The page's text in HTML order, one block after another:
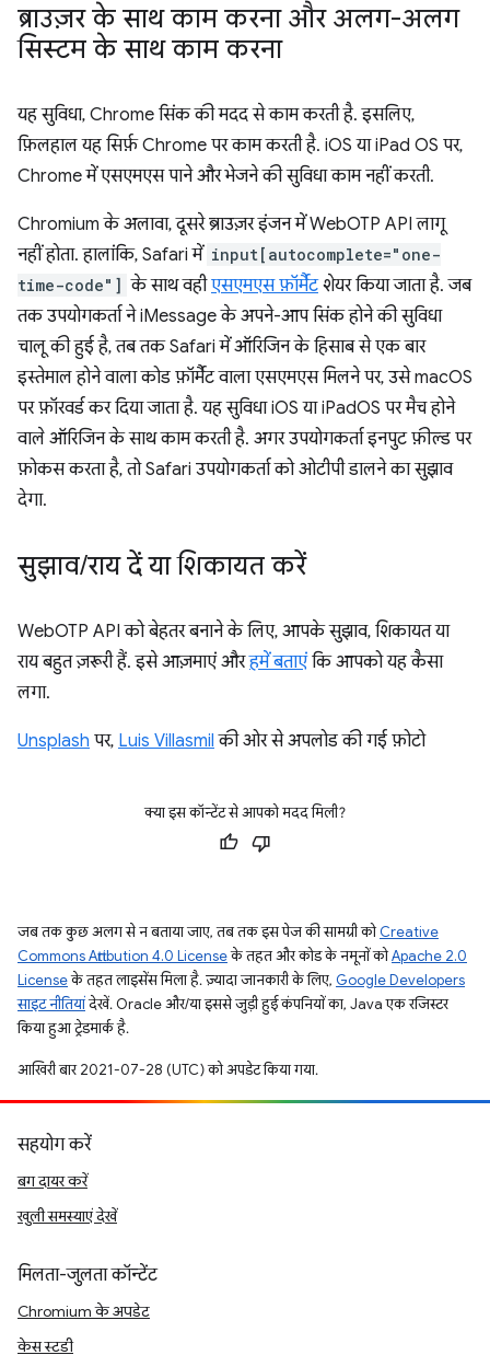
ब्राउज़र के साथ काम करना और अलग-अलग
सिस्टम के साथ काम करना
यह सुविधा, Chrome सिंक की मदद से काम करती है. इसलिए,
फ़िलहाल यह सिर्फ़ Chrome पर काम करती है. iOS या iPad OS पर,
Chrome में एसएमएस पाने और भेजने की सुविधा काम नहीं करती.
Chromium के अलावा, दूसरे ब्राउज़र इंजन में WebOTP API लागू
नहीं होता. हालांकि, Safari में input[autocomplete="one-
time-code"] के साथ वहीएसएमएस फ़ॉर्मैटशेयर किया जाता है. जब
तक उपयोगकर्ता ने iMessage के अपने-आप सिंक होने की सुविधा
चालू की हुई है, तब तक Safari में ऑरिजिन के हिसाब से एक बार
इस्तेमाल होने वाला कोड फ़ॉर्मैट वाला एसएमएस मिलने पर, उसे macOS
पर फ़ॉरवर्ड कर दिया जाता है. यह सुविधा iOS या iPadOS पर मैच होने
वाले ऑरिजिन के साथ काम करती है. अगर उपयोगकर्ता इनपुट फ़ील्ड पर
फ़ोकस करता है, तो Safari उपयोगकर्ता को ओटीपी डालने का सुझाव
देगा.
सुझाव/राय दें या शिकायत करें
WebOTP API को बेहतर बनाने के लिए, आपके सुझाव, शिकायत या
राय बहुत ज़रूरी हैं. इसे आज़माएं औरहमें बताएंकि आपको यह कैसा
लगा.
Unsplash पर, Luis Villasmil की ओर से अपलोड की गई फ़ोटो
क्या इस कॉन्टेंट से आपको मदद मिली?
जब तक कुछ अलग से न बताया जाए, तब तक इस पेज की सामग्री कोCreative
Commons Attribution 4.0 Licenseके तहत और कोड के नमूनों कोApache 2.0
Licenseके तहत लाइसेंस मिला है. ज़्यादा जानकारी के लिए, Google Developers
साइट नीतियांदेखें. Oracle और/या इससे जुड़ी हुई कंपनियों का, Java एक रजिस्टर
किया हुआ ट्रेडमार्क है.
आखिरी बार 2021-07-28 (UTC) को अपडेट किया गया.
सहयोग करें
बग दायर करें
खुली समस्याएं देखें
मिलता-जुलता कॉन्टेंट
Chromium के अपडेट
केस स्टडी